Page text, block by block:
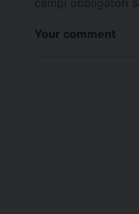
Your comment